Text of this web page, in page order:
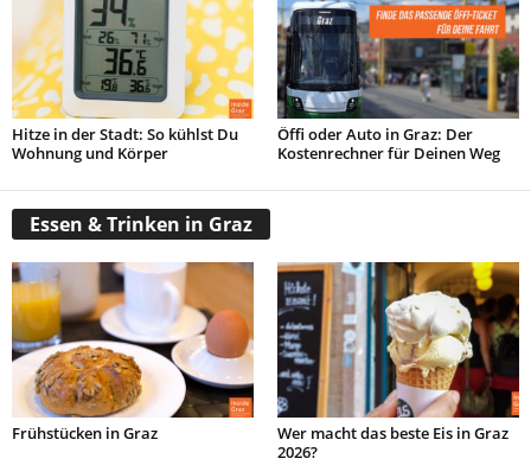
Hitze in der Stadt: So kühlst Du
Wohnung und Körper
Öffi oder Auto in Graz: Der
Kostenrechner für Deinen Weg
Essen & Trinken in Graz
Frühstücken in Graz
Wer macht das beste Eis in Graz
2026?